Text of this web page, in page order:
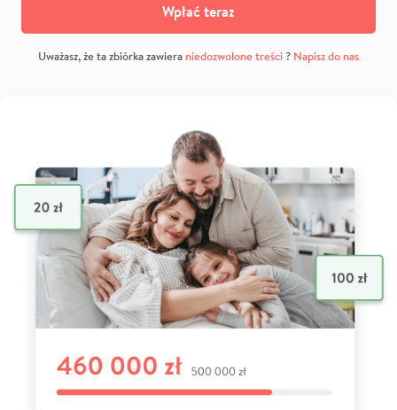
Wpłać teraz
Uważasz, że ta zbiórka zawiera niedozwolone treści? Napisz do nas